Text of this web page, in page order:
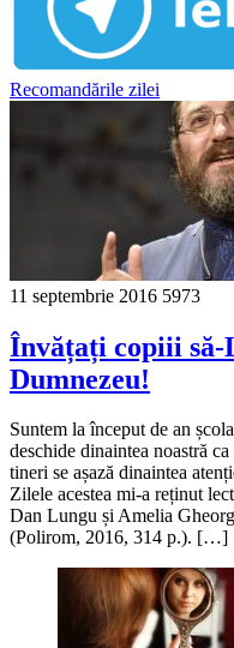
Recomandările zilei
11 septembrie 2016 5973
Învățați copiii să-
Dumnezeu!
Suntem la început de an
deschide dinaintea noastră
tineri se așază dinaintea
Zilele acestea mi-a reținut
Dan Lungu și Amelia
(Polirom, 2016, 314 p.). […]